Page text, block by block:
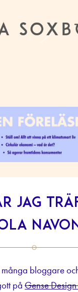
jag
många bloggare
på Gense